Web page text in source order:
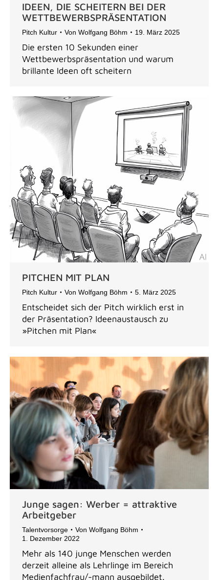
IDEEN, DIE SCHEITERN BEI DER
WETTBEWERBS­PRÄSENTATION
Pitch Kultur Von Wolfgang Böhm 19. März 2025
Die ersten 10 Sekunden einer
Wettbewerbspräsentation und warum
brillante Ideen oft scheitern
PITCHEN MIT PLAN
Pitch Kultur Von Wolfgang Böhm 5. März 2025
Entscheidet sich der Pitch wirklich erst in
der Präsentation? Ideenaustausch zu
»Pitchen mit Plan«
Junge sagen: Werber = attraktive
Arbeitgeber
Talentvorsorge Von Wolfgang Böhm
1. Dezember 2022
Mehr als 140 junge Menschen werden
derzeit alleine als Lehrlinge im Bereich
Medienfachfrau/-mann ausgebildet.